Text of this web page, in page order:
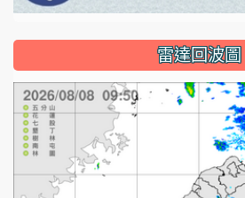
雷達回波圖